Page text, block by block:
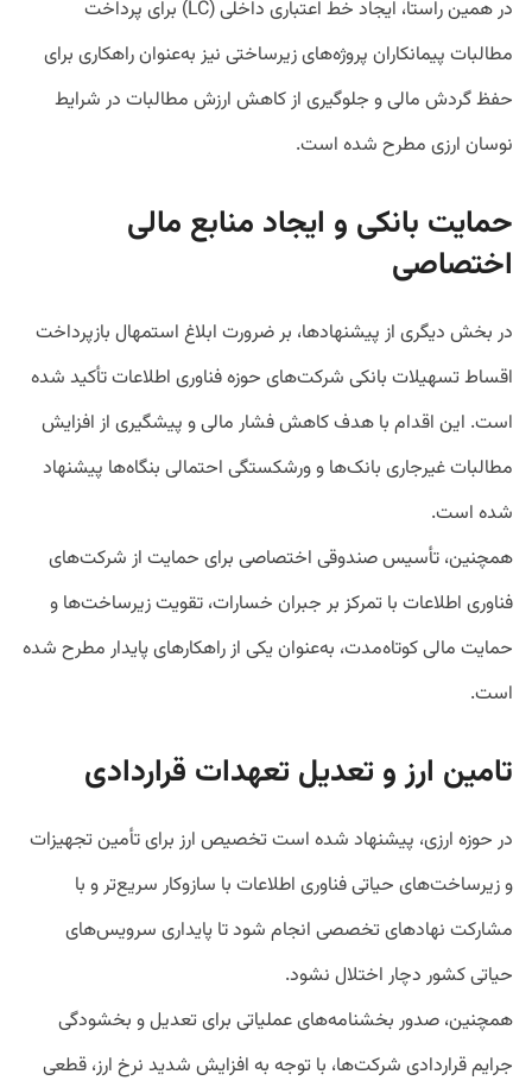
در همین راستا، ایجاد خط اعتباری داخلی (LC) برای پرداخت
مطالبات پیمانکاران پروژه‌های زیرساختی نیز به‌عنوان راهکاری برای
حفظ گردش مالی و جلوگیری از کاهش ارزش مطالبات در شرایط
نوسان ارزی مطرح شده است.
حمایت بانکی و ایجاد منابع مالی
اختصاصی
در بخش دیگری از پیشنهادها، بر ضرورت ابلاغ استمهال بازپرداخت
اقساط تسهیلات بانکی شرکت‌های حوزه فناوری اطلاعات تأکید شده
است. این اقدام با هدف کاهش فشار مالی و پیشگیری از افزایش
مطالبات غیرجاری بانک‌ها و ورشکستگی احتمالی بنگاه‌ها پیشنهاد
شده است.
همچنین، تأسیس صندوقی اختصاصی برای حمایت از شرکت‌های
فناوری اطلاعات با تمرکز بر جبران خسارات، تقویت زیرساخت‌ها و
حمایت مالی کوتاه‌مدت، به‌عنوان یکی از راهکارهای پایدار مطرح شده
است.
تامین ارز و تعدیل تعهدات قراردادی
در حوزه ارزی، پیشنهاد شده است تخصیص ارز برای تأمین تجهیزات
و زیرساخت‌های حیاتی فناوری اطلاعات با سازوکار سریع‌تر و با
مشارکت نهادهای تخصصی انجام شود تا پایداری سرویس‌های
حیاتی کشور دچار اختلال نشود.
همچنین، صدور بخشنامه‌های عملیاتی برای تعدیل و بخشودگی
جرایم قراردادی شرکت‌ها، با توجه به افزایش شدید نرخ ارز، قطعی